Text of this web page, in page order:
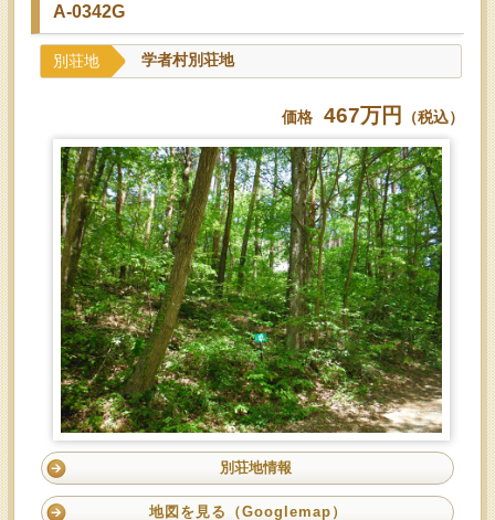
A-0342G
別荘地 学者村別荘地
価格 467万円 （税込）
別荘地情報
地図を見る（Googlemap）